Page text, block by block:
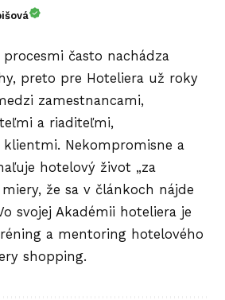
často nachádza
preto pre Hoteliera už roky
zamestnancami,
a riaditeľmi,
klientmi. Nekompromisne a
hotelový život „za
že sa v článkoch nájde
svojej Akadémii hoteliera je
a mentoring hotelového
shopping.